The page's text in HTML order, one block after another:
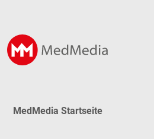
MedMedia Startseite